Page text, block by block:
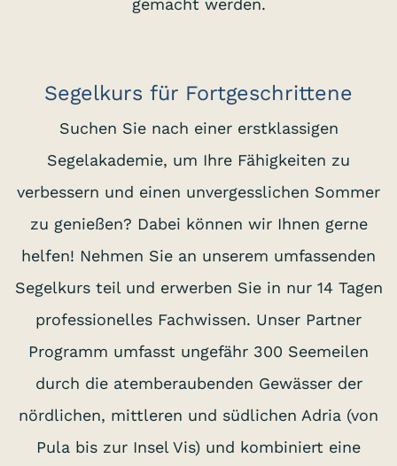
gemacht werden.
Segelkurs für Fortgeschrittene
Suchen Sie nach einer erstklassigen
Segelakademie, um Ihre Fähigkeiten zu
verbessern und einen unvergesslichen Sommer
zu genießen? Dabei können wir Ihnen gerne
helfen! Nehmen Sie an unserem umfassenden
Segelkurs teil und erwerben Sie in nur 14 Tagen
professionelles Fachwissen. Unser Partner
Programm umfasst ungefähr 300 Seemeilen
durch die atemberaubenden Gewässer der
nördlichen, mittleren und südlichen Adria (von
Pula bis zur Insel Vis) und kombiniert eine